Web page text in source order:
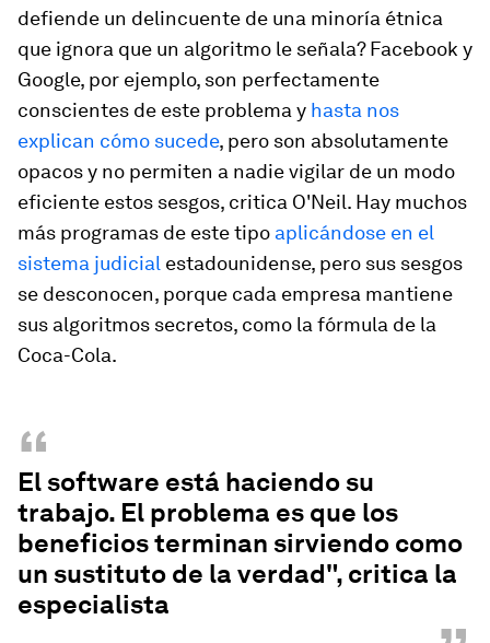
defiende un delincuente de una minoría étnica
que ignora que un algoritmo le señala? Facebook y
Google, por ejemplo, son perfectamente
conscientes de este problema y hasta nos
explican cómo sucede, pero son absolutamente
opacos y no permiten a nadie vigilar de un modo
eficiente estos sesgos, critica O'Neil. Hay muchos
más programas de este tipo aplicándose en el
sistema judicial estadounidense, pero sus sesgos
se desconocen, porque cada empresa mantiene
sus algoritmos secretos, como la fórmula de la
Coca-Cola.
“
El software está haciendo su
trabajo. El problema es que los
beneficios terminan sirviendo como
un sustituto de la verdad", critica la
especialista